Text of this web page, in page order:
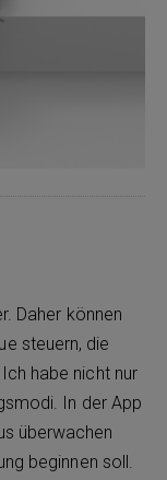
Daher können
steuern, die
habe nicht nur
In der App
überwachen
beginnen soll.